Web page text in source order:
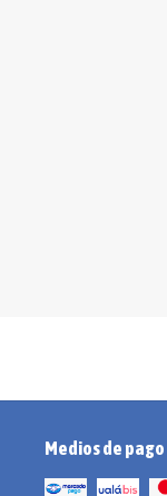
Medios de pago